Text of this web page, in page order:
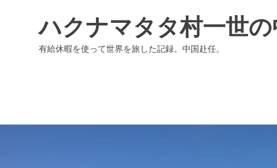
ハクナマタタ村一世
有給休暇を使って世界を旅した記録。中国赴任。